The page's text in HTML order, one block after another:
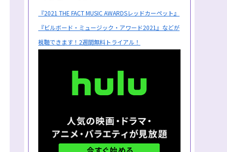
『2021 THE FACT MUSIC AWARDSレッドカーペット』
『ビルボード・ミュージック・アワード2021』などが
視聴できます！2週間無料トライアル！